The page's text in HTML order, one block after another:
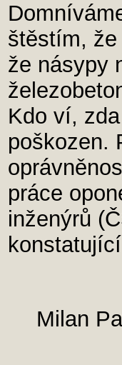
štěstím,
že násypy
Kdo ví,
poškozen.
práce
inženýrů
Milan